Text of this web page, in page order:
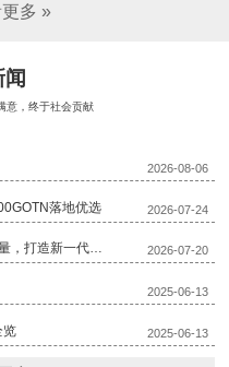
多 »
意，终于社会贡献
2026-08-06
落地优选 2026-07-24
纤亿通100GOTN光传送平台｜一体化大容量，打造新一代骨干传输底座 2026-07-20
2025-06-13
览 2025-06-13